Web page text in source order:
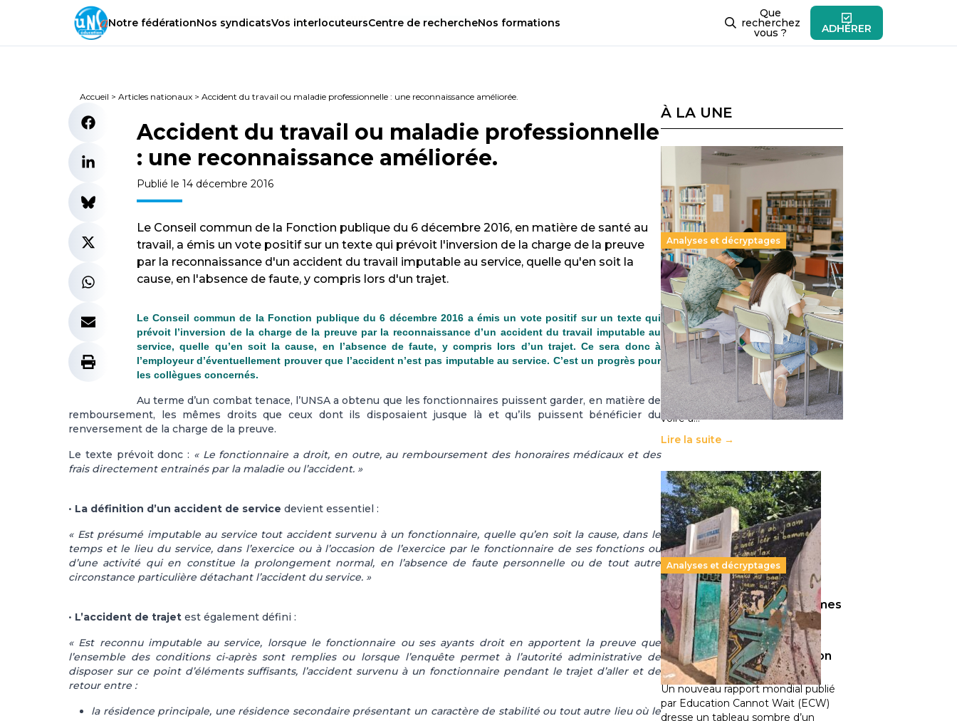
Notre fédérationNos syndicatsVos interlocuteursCentre de rechercheNos formations
Que
recherchez
vous ? ADHÉRER
Accueil > Articles nationaux > Accident du travail ou maladie professionnelle : une reconnaissance améliorée.
Accident du travail ou maladie professionnelle
: une reconnaissance améliorée.
Publié le 14 décembre 2016
Le Conseil commun de la Fonction publique du 6 décembre 2016, en matière de santé au
travail, a émis un vote positif sur un texte qui prévoit l'inversion de la charge de la preuve
par la reconnaissance d'un accident du travail imputable au service, quelle qu'en soit la
cause, en l'absence de faute, y compris lors d'un trajet.
Le Conseil commun de la Fonction publique du 6 décembre 2016 a émis un vote positif sur un texte qui
prévoit l’inversion de la charge de la preuve par la reconnaissance d’un accident du travail imputable au
service, quelle qu’en soit la cause, en l’absence de faute, y compris lors d’un trajet. Ce sera donc à
l’employeur d’éventuellement prouver que l’accident n’est pas imputable au service. C’est un progrès pour
les collègues concernés.
Au terme d’un combat tenace, l’UNSA a obtenu que les fonctionnaires puissent garder, en matière de
remboursement, les mêmes droits que ceux dont ils disposaient jusque là et qu’ils puissent bénéficier du
renversement de la charge de la preuve.
Le texte prévoit donc : « Le fonctionnaire a droit, en outre, au remboursement des honoraires médicaux et des
frais directement entrainés par la maladie ou l’accident. »
• La définition d’un accident de service devient essentiel :
« Est présumé imputable au service tout accident survenu à un fonctionnaire, quelle qu’en soit la cause, dans le
temps et le lieu du service, dans l’exercice ou à l’occasion de l’exercice par le fonctionnaire de ses fonctions ou
d’une activité qui en constitue la prolongement normal, en l’absence de faute personnelle ou de tout autre
circonstance particulière détachant l’accident du service. »
• L’accident de trajet est également défini :
« Est reconnu imputable au service, lorsque le fonctionnaire ou ses ayants droit en apportent la preuve que
l’ensemble des conditions ci-après sont remplies ou lorsque l’enquête permet à l’autorité administrative de
disposer sur ce point d’éléments suffisants, l’accident survenu à un fonctionnaire pendant le trajet d’aller et de
retour entre :
la résidence principale, une résidence secondaire présentant un caractère de stabilité ou tout autre lieu où le
À LA UNE
Analyses et décryptages
Supérieur privé : une dérive
qui met à mal la promesse
républicaine
11 juillet 2026- National
Le projet de loi sur la régulation de
l’enseignement supérieur privé met
en lumière l’amplification d’un
système qui relègue l’acte
pédagogique au superfétatoire,
voire à…
Lire la suite →
Analyses et décryptages
258 millions d’enfants victimes
de la guerre, des chocs
climatiques et des
déplacements de population
11 juillet 2026 -National
Un nouveau rapport mondial publié
par Education Cannot Wait (ECW)
dresse un tableau sombre d’un